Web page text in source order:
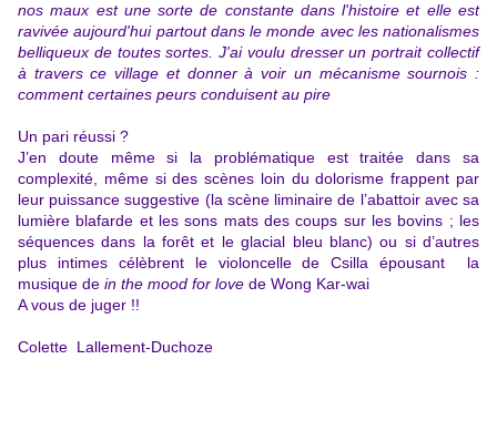
nos maux est une sorte de constante dans l'histoire et elle est
ravivée aujourd'hui partout dans le monde avec les nationalismes
belliqueux de toutes sortes. J'ai voulu dresser un portrait collectif
à travers ce village et donner à voir un mécanisme sournois :
comment certaines peurs conduisent au pire
Un pari réussi ?
J’en doute même si la problématique est traitée dans sa
complexité, même si des scènes loin du dolorisme frappent par
leur puissance suggestive (la scène liminaire de l’abattoir avec sa
lumière blafarde et les sons mats des coups sur les bovins ; les
séquences dans la forêt et le glacial bleu blanc) ou si d’autres
plus intimes célèbrent le violoncelle de Csilla épousant la
musique de in the mood for love de Wong Kar-wai
A vous de juger !!
Colette Lallement-Duchoze